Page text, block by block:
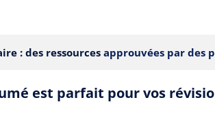
: des ressources approuvées par des
est parfait pour vos